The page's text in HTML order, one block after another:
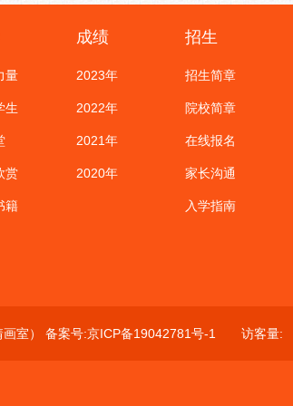
量
生
赏
籍
成绩
2023年
2022年
2021年
2020年
招生
招生简章
院校简章
在线报名
家长沟通
入学指南
室） 备案号:京ICP备19042781号-1 访客量: